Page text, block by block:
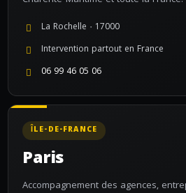
La Rochelle · 17000
Intervention partout en France
06 99 46 05 06
ÎLE-DE-FRANCE
Paris
Accompagnement des agences,